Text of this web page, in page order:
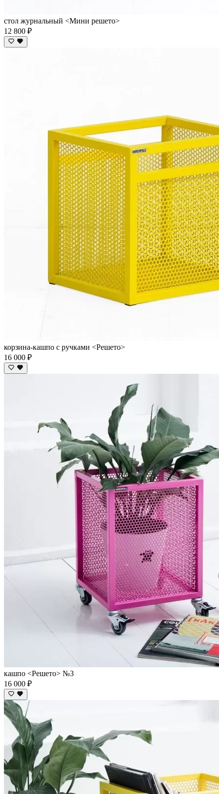
стол журнальный <Мини решето>
12 800 ₽
корзина-кашпо с ручками <Решето>
16 000 ₽
кашпо <Решето> №3
16 000 ₽